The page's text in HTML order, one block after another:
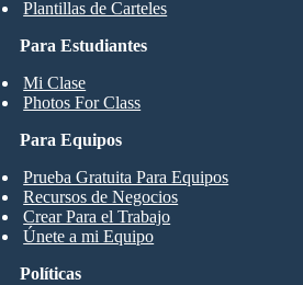
Para Estudiantes
Mi Clase
Photos For Class
Plantillas de Carteles
Para Equipos
Prueba Gratuita Para Equipos
Recursos de Negocios
Crear Para el Trabajo
Únete a mi Equipo
Políticas